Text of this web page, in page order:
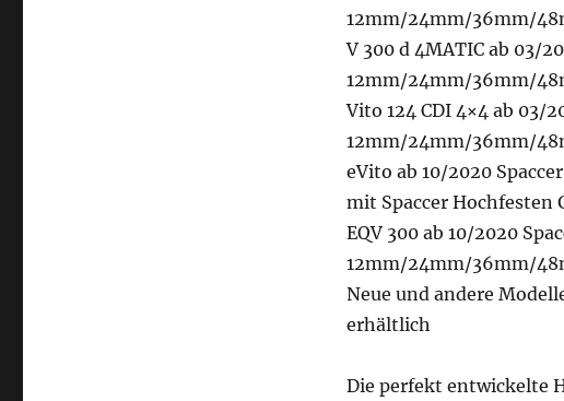
12mm/24mm/36mm/
V 300 d 4MATIC ab 03/
12mm/24mm/36mm/
Vito 124 CDI 4×4 ab 03/
12mm/24mm/36mm/
eVito ab 10/2020
mit Spaccer Hochfesten
EQV 300 ab 10/2020
12mm/24mm/36mm/
Neue und andere
erhältlich
Die perfekt entwickelte